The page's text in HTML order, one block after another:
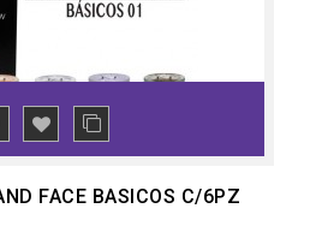
FACE BASICOS C/6PZ